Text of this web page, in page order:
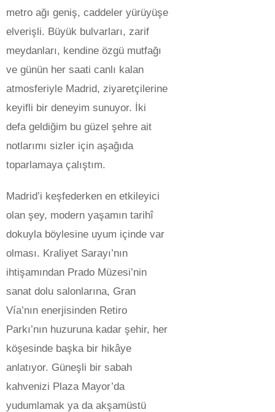
metro ağı geniş, caddeler yürüyüşe
elverişli. Büyük bulvarları, zarif
meydanları, kendine özgü mutfağı
ve günün her saati canlı kalan
atmosferiyle Madrid, ziyaretçilerine
keyifli bir deneyim sunuyor. İki
defa geldiğim bu güzel şehre ait
notlarımı sizler için aşağıda
toparlamaya çalıştım.
Madrid’i keşfederken en etkileyici
olan şey, modern yaşamın tarihî
dokuyla böylesine uyum içinde var
olması. Kraliyet Sarayı’nın
ihtişamından Prado Müzesi’nin
sanat dolu salonlarına, Gran
Vía’nın enerjisinden Retiro
Parkı’nın huzuruna kadar şehir, her
köşesinde başka bir hikâye
anlatıyor. Güneşli bir sabah
kahvenizi Plaza Mayor’da
yudumlamak ya da akşamüstü